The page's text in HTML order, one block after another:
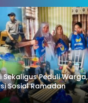
Sekaligus Peduli Warga,
Sosial Ramadan